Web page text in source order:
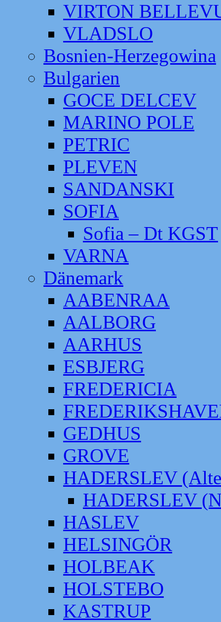
VIRTON
VLADSLO
Bosnien-Herzegowina
Bulgarien
GOCE DELCEV
MARINO POLE
PETRIC
PLEVEN
SANDANSKI
SOFIA
Sofia – Dt KGST
VARNA
Dänemark
AABENRAA
AALBORG
AARHUS
ESBJERG
FREDERICIA
GEDHUS
GROVE
HADERSLEV
HADERSLEV
HASLEV
HELSINGÖR
HOLBEAK
HOLSTEBO
KASTRUP